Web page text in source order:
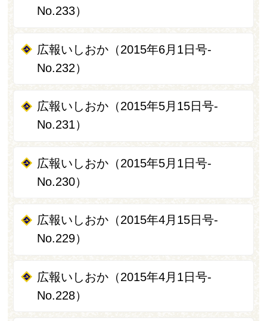
No.233）
広報いしおか（2015年6月1日号-
No.232）
広報いしおか（2015年5月15日号-
No.231）
広報いしおか（2015年5月1日号‐
No.230）
広報いしおか（2015年4月15日号-
No.229）
広報いしおか（2015年4月1日号-
No.228）